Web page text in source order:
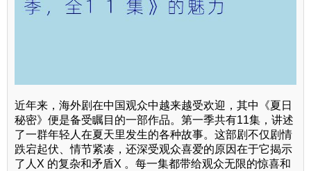
近年来，海外剧在中国观众中越来越受欢迎，其中《夏日
秘密》便是备受瞩目的一部作品。第一季共有11集，讲述
了一群年轻人在夏天里发生的各种故事。这部剧不仅剧情
跌宕起伏、情节紧凑，还深受观众喜爱的原因在于它揭示
了人X 的复杂和矛盾X 。每一集都带给观众无限的惊喜和